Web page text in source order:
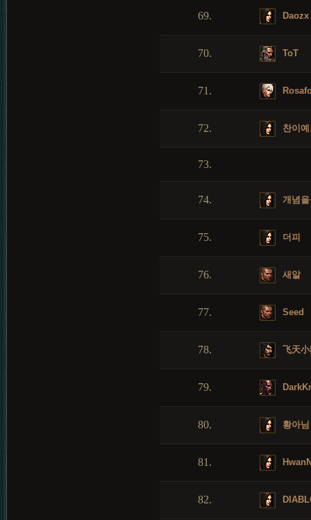
69. Daozx
70. ToT
71.
72. 찬이
73.
74. 개념
75. 더피
76. 새알
77. Seed
78. 飞天
79.
80. 황아님
81.
82.